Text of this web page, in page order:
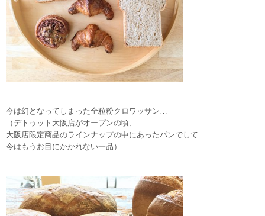
今は幻となってしまった全粒粉クロワッサン…
（デトゥット大阪店がオープンの頃、
大阪店限定商品のラインナップの中にあったパンでして…
今はもうお目にかかれない一品）